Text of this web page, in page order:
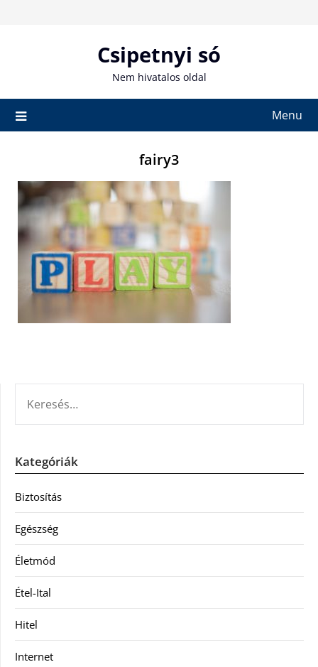
Csipetnyi só
Nem hivatalos oldal
Menu
fairy3
Kategóriák
Biztosítás
Egészség
Életmód
Étel-Ital
Hitel
Internet